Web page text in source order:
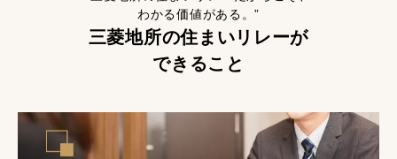
わかる価値がある。”
三菱地所の住まいリレーが
できること